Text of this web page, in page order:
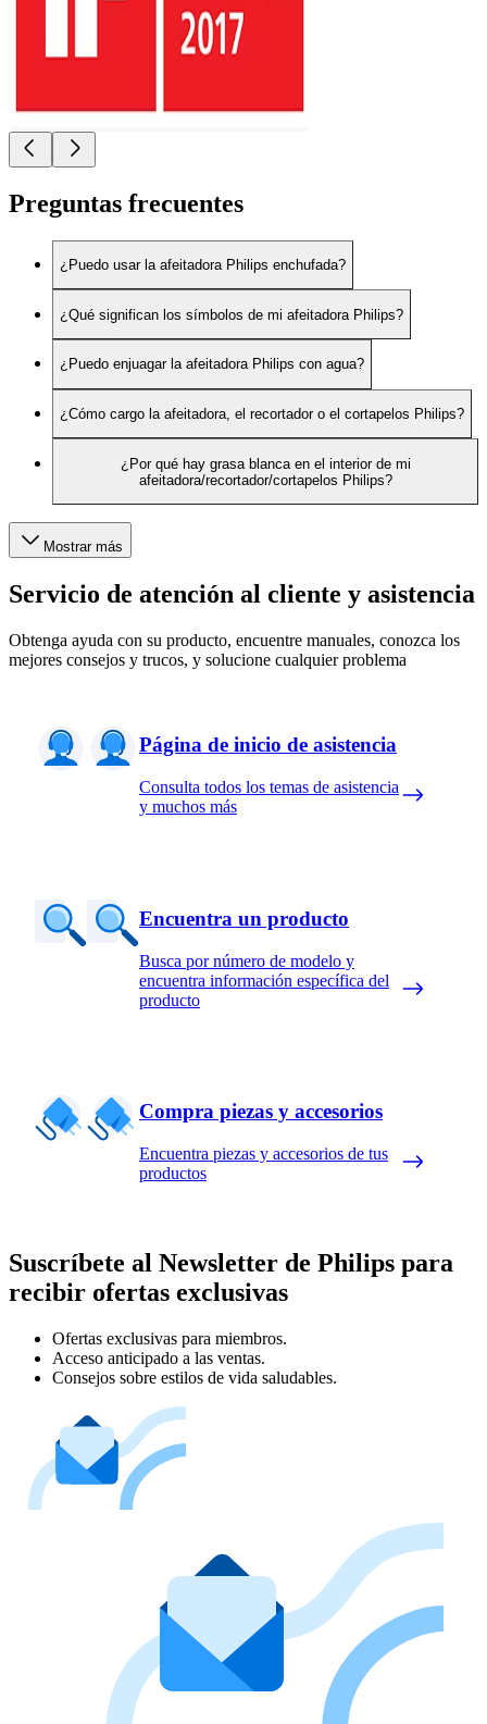
Preguntas frecuentes
¿Puedo usar la afeitadora Philips enchufada?
¿Qué significan los símbolos de mi afeitadora Philips?
¿Puedo enjuagar la afeitadora Philips con agua?
¿Cómo cargo la afeitadora, el recortador o el cortapelos Philips?
¿Por qué hay grasa blanca en el interior de mi
afeitadora/recortador/cortapelos Philips?
Mostrar más
Servicio de atención al cliente y asistencia
Obtenga ayuda con su producto, encuentre manuales, conozca los
mejores consejos y trucos, y solucione cualquier problema
Página de inicio de asistencia
Consulta todos los temas de asistencia
y muchos más
Encuentra un producto
Busca por número de modelo y
encuentra información específica del
producto
Compra piezas y accesorios
Encuentra piezas y accesorios de tus
productos
Suscríbete al Newsletter de Philips para
recibir ofertas exclusivas
Ofertas exclusivas para miembros.
Acceso anticipado a las ventas.
Consejos sobre estilos de vida saludables.